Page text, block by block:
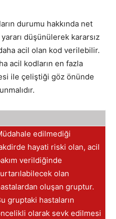
durumu hakkında net
düşünülerek kararsız
acil olan kod verilebilir.
acil kodların en fazla
ile çeliştiği göz önünde
edilmediği
hayati riski olan, acil
verildiğinde
olan
oluşan gruptur.
gruptaki hastaların
olarak sevk edilmesi